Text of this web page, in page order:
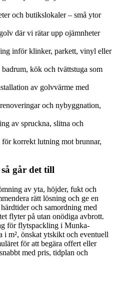
och butikslokaler – små ytor
där vi rätar upp ojämnheter
inför klinker, parkett, vinyl eller
kök och tvättstuga som
av golvvärme med
och nybyggnation,
av spruckna, slitna och
korrekt lutning mot brunnar,
går det till
av yta, höjder, fukt och
rätt lösning och ge en
och samordning med
flyter på utan onödiga avbrott.
för flytspackling i Munka-
m², önskat ytskikt och eventuell
för att begära offert eller
med pris, tidplan och